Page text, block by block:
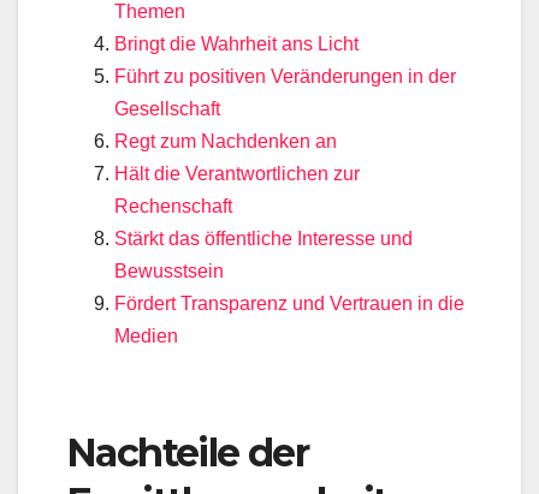
Themen
Bringt die Wahrheit ans Licht
Führt zu positiven Veränderungen in der
Gesellschaft
Regt zum Nachdenken an
Hält die Verantwortlichen zur
Rechenschaft
Stärkt das öffentliche Interesse und
Bewusstsein
Fördert Transparenz und Vertrauen in die
Medien
Nachteile der